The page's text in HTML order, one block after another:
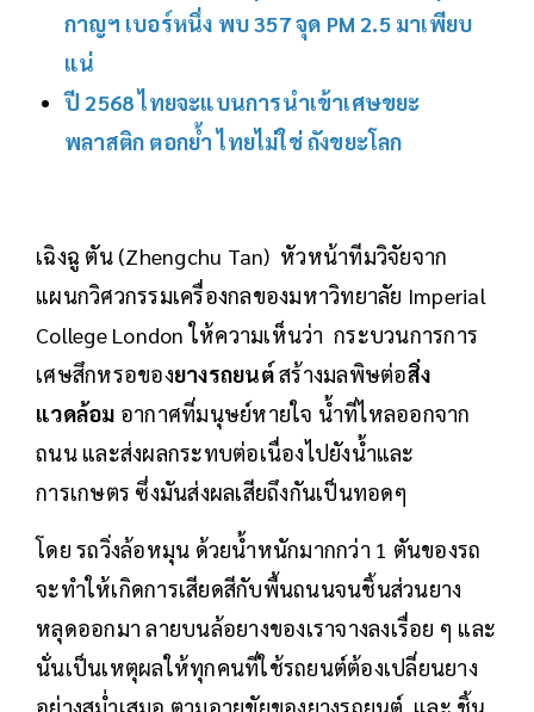
กาญฯ เบอร์หนึ่ง พบ 357 จุด PM 2.5 มาเพียบ
แน่
ปี 2568 ไทยจะแบนการนำเข้าเศษขยะ
พลาสติก ตอกย้ำ ไทยไม่ใช่ ถังขยะโลก
เฉิงฉู ตัน (Zhengchu Tan) หัวหน้าทีมวิจัยจาก
แผนกวิศวกรรมเครื่องกลของมหาวิทยาลัย Imperial
College London ให้ความเห็นว่า กระบวนการการ
เศษสึกหรอของยางรถยนต์สร้างมลพิษต่อสิ่ง
แวดล้อม อากาศที่มนุษย์หายใจ น้ำที่ไหลออกจาก
ถนน และส่งผลกระทบต่อเนื่องไปยังน้ำและ
การเกษตร ซึ่งมันส่งผลเสียถึงกันเป็นทอดๆ
โดย รถวิ่งล้อหมุน ด้วยน้ำหนักมากกว่า 1 ตันของรถ
จะทำให้เกิดการเสียดสีกับพื้นถนนจนชิ้นส่วนยาง
หลุดออกมา ลายบนล้อยางของเราจางลงเรื่อย ๆ และ
นั่นเป็นเหตุผลให้ทุกคนที่ใช้รถยนต์ต้องเปลี่ยนยาง